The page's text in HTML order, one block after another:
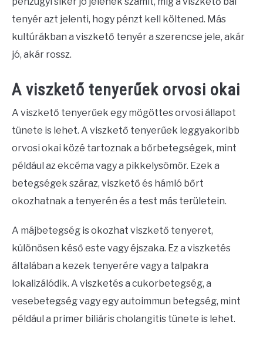
tenyér azt jelenti, hogy pénzt kell költened. Más
kultúrákban a viszkető tenyér a szerencse jele, akár
jó, akár rossz.
A viszkető tenyerűek orvosi okai
A viszkető tenyerűek egy mögöttes orvosi állapot
tünete is lehet. A viszkető tenyerűek leggyakoribb
orvosi okai közé tartoznak a bőrbetegségek, mint
például az ekcéma vagy a pikkelysömör. Ezek a
betegségek száraz, viszkető és hámló bőrt
okozhatnak a tenyerén és a test más területein.
A májbetegség is okozhat viszkető tenyeret,
különösen késő este vagy éjszaka. Ez a viszketés
általában a kezek tenyerére vagy a talpakra
lokalizálódik. A viszketés a cukorbetegség, a
vesebetegség vagy egy autoimmun betegség, mint
például a primer biliáris cholangitis tünete is lehet.